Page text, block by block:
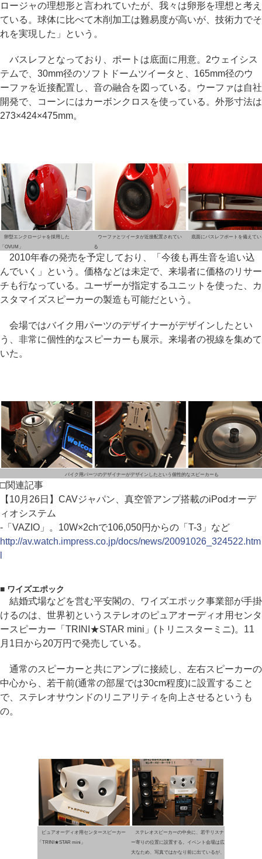
ロージャの理想形と言われていたが、我々は卵形を理想と考え
ている。球体に比べて木削加工は難易度が高いが、技術力でそ
れを実現した」という。
バスレフとなっており、ポートは底面に用意。2ウェイシス
テムで、30mm径のソフトドームツイータと、165mm径のウ
ーファを近接配置し、音の融合を図っている。ウーファは自社
開発で、コーンにはカーボンクロスを使っている。外形寸法は
273×424×475mm。
卵型エンクロージャを採用した
「OVUM」
ウーファとツイータが近接配置されてい
る
底面にバスレフポートを備えてい
2010年春の発売を予定しており、「今後も再生音を追い込
んでいく」という。価格などは未定で、来場者に価格のリサー
チも行なっている。ユーザーが指定するユニットを使った、カ
スタマイズスピーカーの製造も可能だという。
会場ではバイク用パーツのデザイナーがデザインしたとい
う、非常に個性的なスピーカーも展示。来場者の視線を集めて
いた。
バイク用パーツのデザイナーがデザインしたという個性的なスピーカーも
□関連記事
【10月26日】CAVジャパン、真空管アンプ搭載のiPodオーデ
ィオシステム
-「VAZIO」。10W×2chで106,050円からの「T-3」など
http://av.watch.impress.co.jp/docs/news/20091026_324522.htm
■ ワイズエポック
結婚式場などを営む平安閣の、ワイズエポック事業部が手掛
けるのは、世界初というステレオのピュアオーディオ用センタ
ースピーカー「TRINI★STAR mini」(トリニスターミニ)。11
月1日から20万円で発売している。
通常のスピーカーと共にアンプに接続し、左右スピーカーの
中心から、若干前(通常の部屋では30cm程度)に設置すること
で、ステレオサウンドのリニアリティを向上させるというも
の。
ピュアオーディオ用センタースピーカー
「TRINI★STAR mini」
ステレオスピーカーの中央に、若干リスナ
ー寄りの位置に設置する。イベント会場は広
大なため、写真ではかなり前に出ているが、